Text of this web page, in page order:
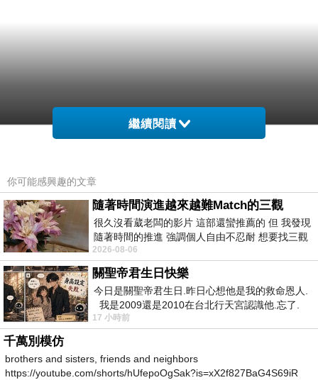
繼續閱讀
你可能感興趣的文章
隨著時間演進越來越難Match的三觀
很久沒看葳老闆的影片 這部還蠻推薦的 但 我發現
隨著時間的推進 強調個人自由不忍耐 想要找三觀
接近的不要說對象 連朋友都超
2026-08-06
關聖帝君生日快樂
今日是關聖帝君生日.昨日心想他是我的救命恩人.
我是2009還是2010在台北行天宮認識他.忘了.
一個奇摩交友的網友學
17 小時前
千萬別模仿
brothers and sisters, friends and neighbors
https://youtube.com/shorts/hUfepoOgSak?is=xX2f827BaG4S69iR